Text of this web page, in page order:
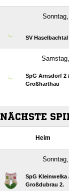
SV Haselbachtal
SpG Arnsdorf 2 /​
Großharthau
NÄCHSTE
Heim
SpG Kleinwelka
Großdubrau 2.